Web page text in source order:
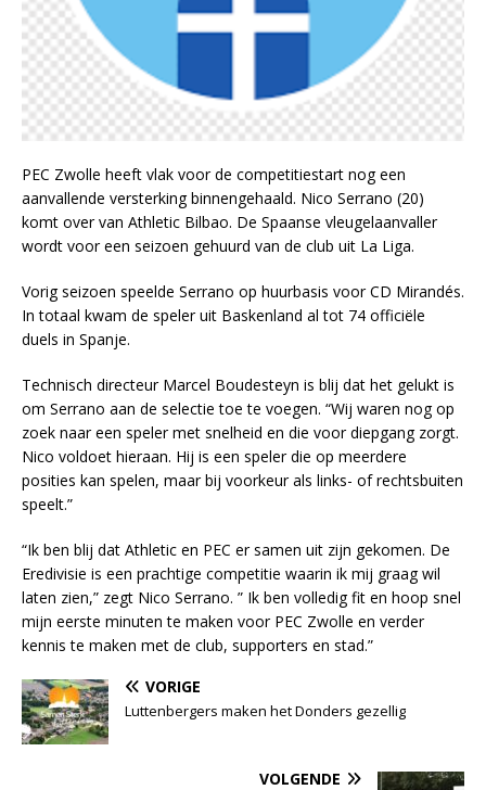
PEC Zwolle heeft vlak voor de competitiestart nog een
aanvallende versterking binnengehaald. Nico Serrano (20)
komt over van Athletic Bilbao. De Spaanse vleugelaanvaller
wordt voor een seizoen gehuurd van de club uit La Liga.
Vorig seizoen speelde Serrano op huurbasis voor CD Mirandés.
In totaal kwam de speler uit Baskenland al tot 74 officiële
duels in Spanje.
Technisch directeur Marcel Boudesteyn is blij dat het gelukt is
om Serrano aan de selectie toe te voegen. “Wij waren nog op
zoek naar een speler met snelheid en die voor diepgang zorgt.
Nico voldoet hieraan. Hij is een speler die op meerdere
posities kan spelen, maar bij voorkeur als links- of rechtsbuiten
speelt.”
“Ik ben blij dat Athletic en PEC er samen uit zijn gekomen. De
Eredivisie is een prachtige competitie waarin ik mij graag wil
laten zien,” zegt Nico Serrano. ” Ik ben volledig fit en hoop snel
mijn eerste minuten te maken voor PEC Zwolle en verder
kennis te maken met de club, supporters en stad.”
VORIGE
Luttenbergers maken het Donders gezellig
VOLGENDE